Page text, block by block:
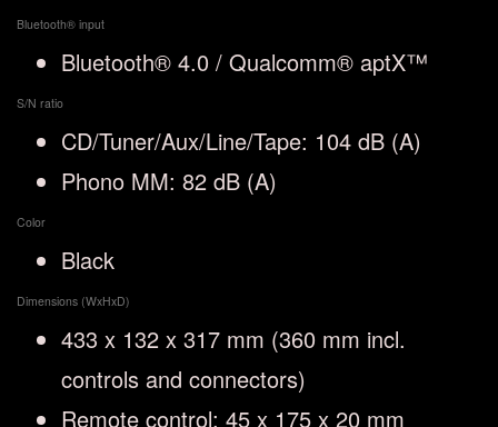
Bluetooth® input
Bluetooth® 4.0 / Qualcomm® aptX™
S/N ratio
CD/Tuner/Aux/Line/Tape: 104 dB (A)
Phono MM: 82 dB (A)
Color
Black
Dimensions (WxHxD)
433 x 132 x 317 mm (360 mm incl.
controls and connectors)
Remote control: 45 x 175 x 20 mm